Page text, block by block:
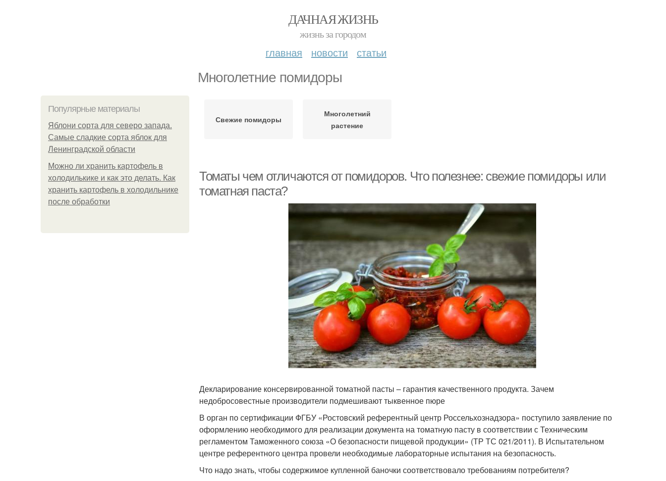
ДАЧНАЯ ЖИЗНЬ
жизнь за городом
главная новости статьи
Многолетние помидоры
Популярные материалы
Яблони сорта для северо запада.
Самые сладкие сорта яблок для
Ленинградской области
Можно ли хранить картофель в
холодилькике и как это делать. Как
хранить картофель в холодильнике
после обработки
Свежие помидоры
Многолетний
растение
Томаты чем отличаются от помидоров. Что полезнее: свежие помидоры или
томатная паста?
Декларирование консервированной томатной пасты – гарантия качественного продукта. Зачем
недобросовестные производители подмешивают тыквенное пюре
В орган по сертификации ФГБУ «Ростовский референтный центр Россельхознадзора» поступило заявление по
оформлению необходимого для реализации документа на томатную пасту в соответствии с Техническим
регламентом Таможенного союза «О безопасности пищевой продукции» (ТР ТС 021/2011). В Испытательном
центре референтного центра провели необходимые лабораторные испытания на безопасность.
Что надо знать, чтобы содержимое купленной баночки соответствовало требованиям потребителя?